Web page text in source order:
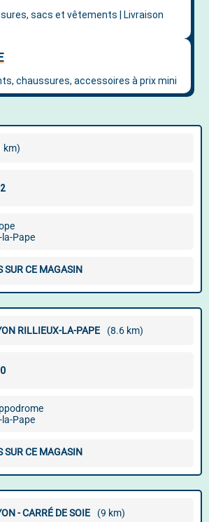
km)
la-Pape
SUR CE MAGASIN
RILLIEUX-LA-PAPE (8.6 km)
la-Pape
SUR CE MAGASIN
- CARRÉ DE SOIE (9 km)